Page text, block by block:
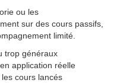
ou les
sur des cours passifs,
limité.
trop généraux
application réelle
cours lancés